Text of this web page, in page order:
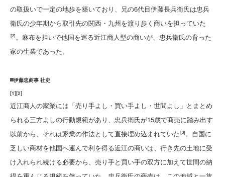
の取扱いで一定の地歩を築いており、兄の6代目伊藤長兵衛氏は忠兵
衛氏の少年期から取引先の関西・九州を渡り歩く商いを担っていた
[2]。麻布を担いで他国を巡る近江商人型の商いが、忠兵衛氏の育った
家の生業であった。
伊藤忠商事 社史
[1][2]
近江商人の家業には「売り手よし・買い手よし・世間よし」とまとめ
られる三方よしの行動規範があり、忠兵衛氏が15歳で商売に踏み出す
以前から、それは家業の作法として直接埋め込まれていた[3]。自国に
乏しい商材を他国へ運んで利を得る近江の商いは、行き先の土地に受
け入れられ続ける必要から、売り手と買い手の双方に加えて世間の納